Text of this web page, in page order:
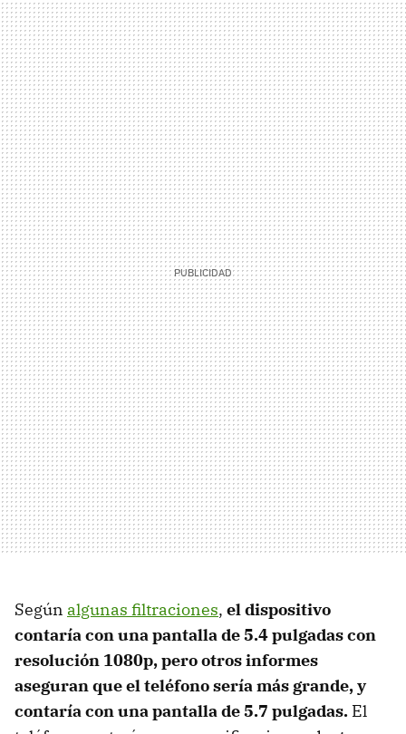
Según algunas filtraciones, el dispositivo
contaría con una pantalla de 5.4 pulgadas con
resolución 1080p, pero otros informes
aseguran que el teléfono sería más grande, y
contaría con una pantalla de 5.7 pulgadas. El